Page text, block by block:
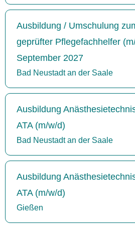
Ausbildung / Umschulung
geprüfter Pflegefachhelfer
September 2027
Bad Neustadt an der Saale
Ausbildung
ATA (m/w/d)
Bad Neustadt an der Saale
Ausbildung
ATA (m/w/d)
Gießen